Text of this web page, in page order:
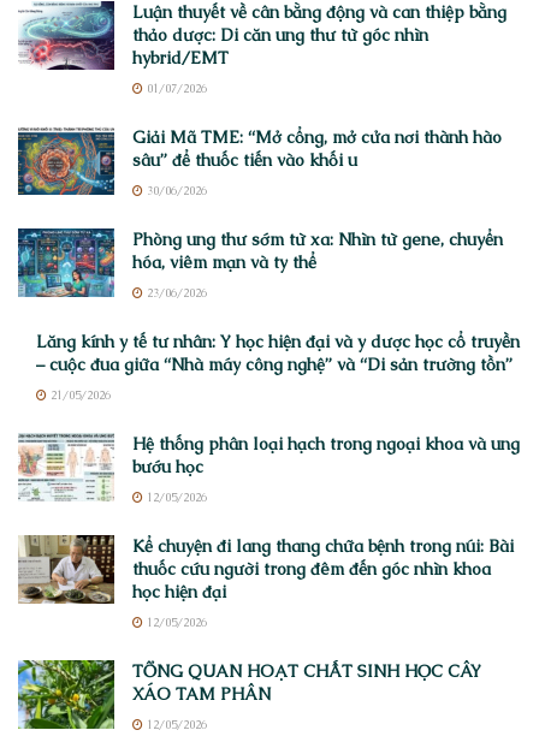
Luận thuyết về cân bằng động và can thiệp bằng
thảo dược: Di căn ung thư từ góc nhìn
hybrid/EMT
01/07/2026
Giải Mã TME: “Mở cổng, mở cửa nơi thành hào
sâu” để thuốc tiến vào khối u
30/06/2026
Phòng ung thư sớm từ xa: Nhìn từ gene, chuyển
hóa, viêm mạn và ty thể
23/06/2026
Lăng kính y tế tư nhân: Y học hiện đại và y dược học cổ truyền
– cuộc đua giữa “Nhà máy công nghệ” và “Di sản trường tồn”
21/05/2026
Hệ thống phân loại hạch trong ngoại khoa và ung
bướu học
12/05/2026
Kể chuyện đi lang thang chữa bệnh trong núi: Bài
thuốc cứu người trong đêm đến góc nhìn khoa
học hiện đại
12/05/2026
TỔNG QUAN HOẠT CHẤT SINH HỌC CÂY
XÁO TAM PHÂN
12/05/2026